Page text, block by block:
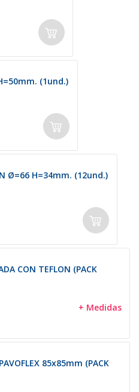
(1und.)
Ø=66 H=34mm. (12und.)
CON TEFLON (PACK
+ Medidas
85x85mm (PACK